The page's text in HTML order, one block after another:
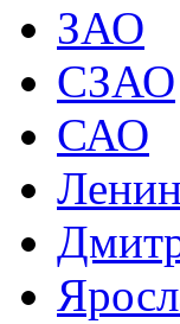
ЗАО
СЗАО
САО